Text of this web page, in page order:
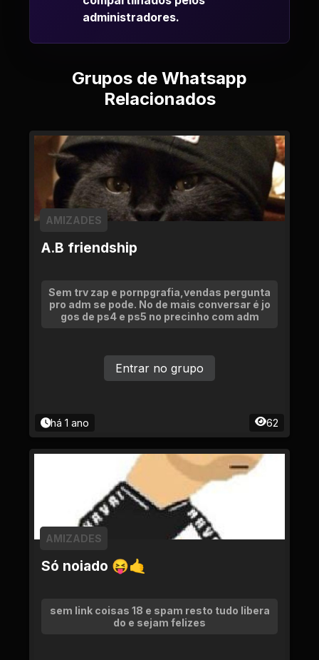
administradores.
Grupos de Whatsapp
Relacionados
A.B friendship
AMIZADES
Sem trv zap e pornpgrafia,vendas pergunta
pro adm se pode. No de mais conversar é jo
gos de ps4 e ps5 no precinho com adm
há 1 ano 62
Entrar no grupo
Só noiado 😝🤙
AMIZADES
sem link coisas 18 e spam resto tudo libera
do e sejam felizes